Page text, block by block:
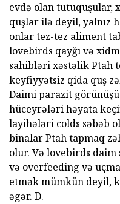
evdə olan tutuquşular,
quşlar ilə deyil, yalnız
onlar tez-tez aliment
lovebirds qayğı və
sahibləri xəstəlik Ptah
keyfiyyətsiz qida quş
Daimi parazit
hüceyrələri həyata
layihələri colds səbəb
binalar Ptah tapmaq
olur. Və lovebirds
və overfeeding və
etmək mümkün deyil,
əgər. D.